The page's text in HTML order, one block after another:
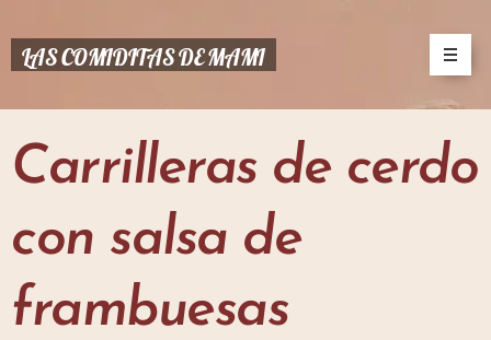
LAS COMIDITAS DE MAMI
Carrilleras de cerdo
con salsa de
frambuesas